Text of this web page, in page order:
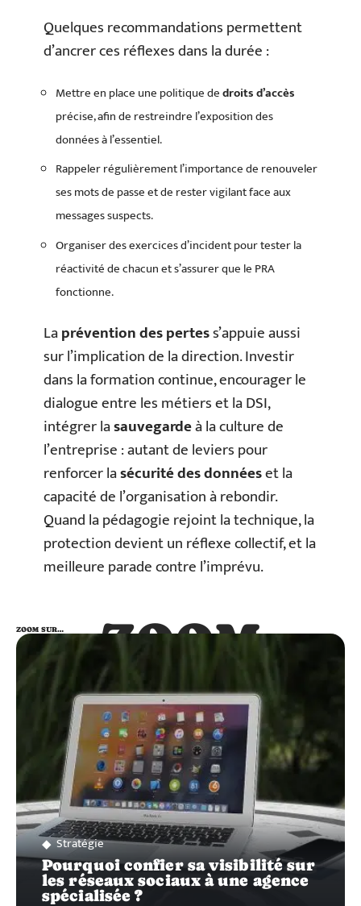
Quelques recommandations permettent
d’ancrer ces réflexes dans la durée :
Mettre en place une politique dedroits d’accès
précise, afin de restreindre l’exposition des
données à l’essentiel.
Rappeler régulièrement l’importance de renouveler
ses mots de passe et de rester vigilant face aux
messages suspects.
Organiser des exercices d’incident pour tester la
réactivité de chacun et s’assurer que le PRA
fonctionne.
Laprévention des pertess’appuie aussi
sur l’implication de la direction. Investir
dans la formation continue, encourager le
dialogue entre les métiers et la DSI,
intégrer lasauvegardeà la culture de
l’entreprise : autant de leviers pour
renforcer lasécurité des donnéeset la
capacité de l’organisation à rebondir.
Quand la pédagogie rejoint la technique, la
protection devient un réflexe collectif, et la
meilleure parade contre l’imprévu.
ZOOM
SUR…
ZOOM SUR…
Stratégie
Pourquoi confier sa visibilité sur
les réseaux sociaux à une agence
spécialisée ?